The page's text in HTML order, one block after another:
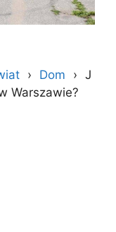
Dom
J
Warszawie?